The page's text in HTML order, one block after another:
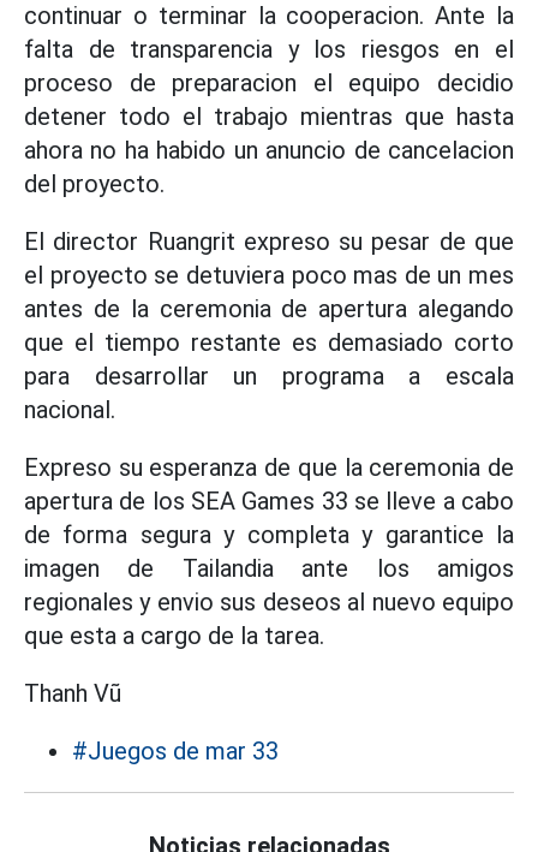
continuar o terminar la cooperacion. Ante la
falta de transparencia y los riesgos en el
proceso de preparacion el equipo decidio
detener todo el trabajo mientras que hasta
ahora no ha habido un anuncio de cancelacion
del proyecto.
El director Ruangrit expreso su pesar de que
el proyecto se detuviera poco mas de un mes
antes de la ceremonia de apertura alegando
que el tiempo restante es demasiado corto
para desarrollar un programa a escala
nacional.
Expreso su esperanza de que la ceremonia de
apertura de los SEA Games 33 se lleve a cabo
de forma segura y completa y garantice la
imagen de Tailandia ante los amigos
regionales y envio sus deseos al nuevo equipo
que esta a cargo de la tarea.
Thanh Vũ
#Juegos de mar 33
Noticias relacionadas